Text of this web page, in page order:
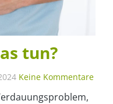
tun?
Keine Kommentare